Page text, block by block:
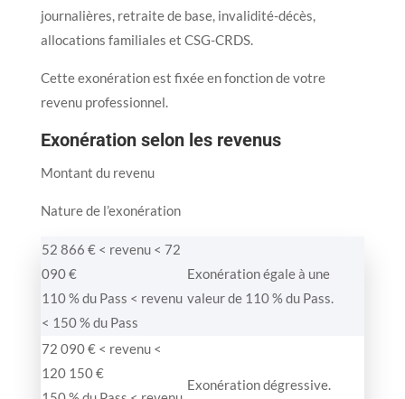
journalières, retraite de base, invalidité-décès,
allocations familiales et CSG-CRDS.
Cette exonération est fixée en fonction de votre
revenu professionnel.
Exonération selon les revenus
Montant du revenu
Nature de l’exonération
52 866 € < revenu < 72
090 €
110 % du Pass < revenu
< 150 % du Pass
Exonération égale à une
valeur de 110 % du Pass.
72 090 € < revenu <
120 150 €
Exonération dégressive.